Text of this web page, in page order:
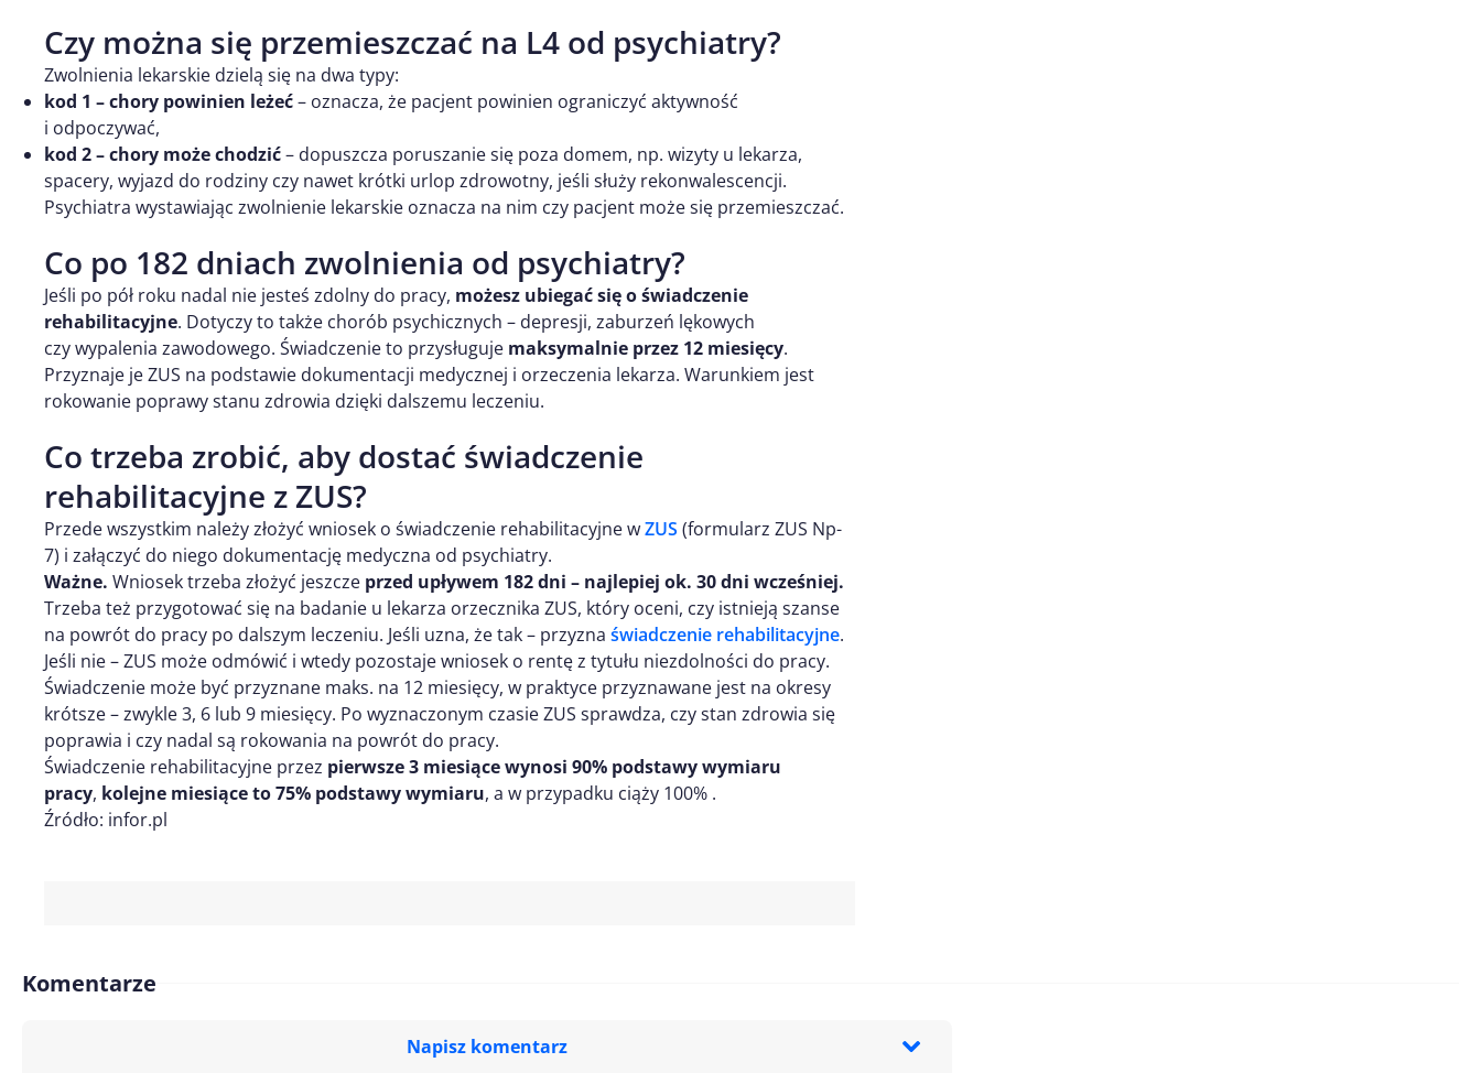
Czy można się przemieszczać na L4 od psychiatry?
Zwolnienia lekarskie dzielą się na dwa typy:
kod 1 – chory powinien leżeć– oznacza, że pacjent powinien ograniczyć aktywność
i odpoczywać,
kod 2 – chory może chodzić– dopuszcza poruszanie się poza domem, np. wizyty u lekarza,
spacery, wyjazd do rodziny czy nawet krótki urlop zdrowotny, jeśli służy rekonwalescencji.
Psychiatra wystawiając zwolnienie lekarskie oznacza na nim czy pacjent może się przemieszczać.
Co po 182 dniach zwolnienia od psychiatry?
Jeśli po pół roku nadal nie jesteś zdolny do pracy, możesz ubiegać się o świadczenie
rehabilitacyjne. Dotyczy to także chorób psychicznych – depresji, zaburzeń lękowych
czy wypalenia zawodowego. Świadczenie to przysługuje maksymalnie przez 12 miesięcy.
Przyznaje je ZUS na podstawie dokumentacji medycznej i orzeczenia lekarza. Warunkiem jest
rokowanie poprawy stanu zdrowia dzięki dalszemu leczeniu.
Co trzeba zrobić, aby dostać świadczenie
rehabilitacyjne z ZUS?
Przede wszystkim należy złożyć wniosek o świadczenie rehabilitacyjne wZUS (formularz ZUS Np-
7) i załączyć do niego dokumentację medyczna od psychiatry.
Ważne. Wniosek trzeba złożyć jeszcze przed upływem 182 dni – najlepiej ok. 30 dni wcześniej.
Trzeba też przygotować się na badanie u lekarza orzecznika ZUS, który oceni, czy istnieją szanse
na powrót do pracy po dalszym leczeniu. Jeśli uzna, że tak – przyzna świadczenie rehabilitacyjne.
Jeśli nie – ZUS może odmówić i wtedy pozostaje wniosek o rentę z tytułu niezdolności do pracy.
Świadczenie może być przyznane maks. na 12 miesięcy, w praktyce przyznawane jest na okresy
krótsze – zwykle 3, 6 lub 9 miesięcy. Po wyznaczonym czasie ZUS sprawdza, czy stan zdrowia się
poprawia i czy nadal są rokowania na powrót do pracy.
Świadczenie rehabilitacyjne przez pierwsze 3 miesiące wynosi 90% podstawy wymiaru
pracy, kolejne miesiące to 75% podstawy wymiaru, a w przypadku ciąży 100% .
Źródło: infor.pl
Komentarze
Napisz komentarz